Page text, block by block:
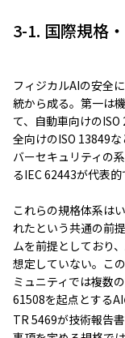
3-1. 国際規格
フィジカルAIの安全
統から成る。第一は
て、自動車向けの
全向けのISO 13849
バーセキュリティの
るIEC 62443が代表的
これらの規格体系は
れたという共通の前
ムを前提としており
想定していない。こ
ミュニティでは複数
61508を起点とする
TR 5469が技術報告